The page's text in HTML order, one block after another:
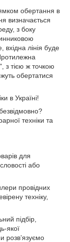
обертання в
визначається
з боку
вхідна лінія буде
з тією ж точкою
обертатися
в Україні!
техніки та
для
або
провідних
техніку,
підбір,
якої
розв’язуємо